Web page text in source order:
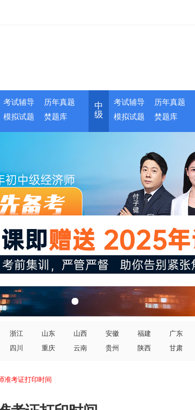
考试辅导
历年真题
模拟试题
焚题库
中
级
考试辅导
历年真题
模拟试题
焚题库
浙江 山东 山西 安徽 福建 广东
四川 重庆 云南 贵州 陕西 甘肃
准考证打印时间